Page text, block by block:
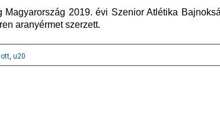
2019. évi Szenior Atlétika
aranyérmet szerzett.
, u20